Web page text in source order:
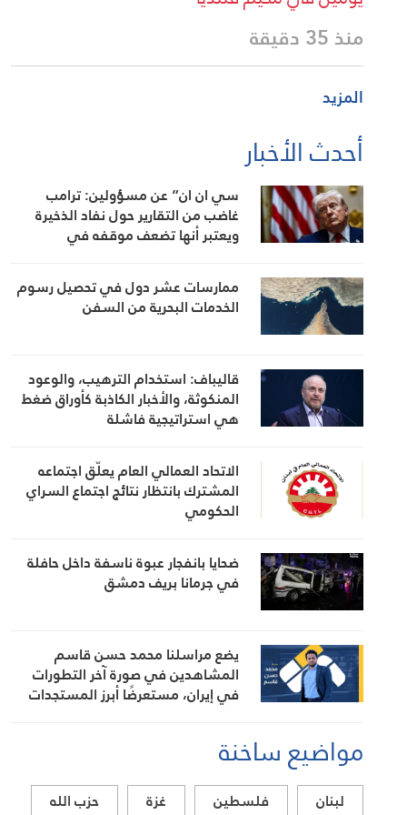
سي ان ان” عن مسؤولين: ترامب
غاضب من التقارير حول نفاد الذخيرة
ويعتبر أنها تضعف موقفه في
ممارسات عشر دول في تحصيل رسوم
الخدمات البحرية من السفن
قاليباف: استخدام الترهيب، والوعود
المنكوثة، والأخبار الكاذبة كأوراق ضغط
هي استراتيجية فاشلة
الاتحاد العمالي العام يعلّق اجتماعه
المشترك بانتظار نتائج اجتماع السراي
الحكومي
ضحايا بانفجار عبوة ناسفة داخل حافلة
في جرمانا بريف دمشق
يضع مراسلنا محمد حسن قاسم
المشاهدين في صورة آخر التطورات
في إيران، مستعرضًا أبرز المستجدات
على الساحتين السياسية والميدانية،
التطورات ذات الصلة بالشأنين الداخلي
والإقليمي
فلسطين
حزب الله